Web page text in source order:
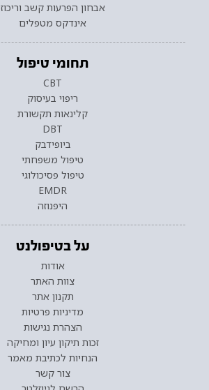
אבחון הפרעות קשב וריכוז
אינדקס מטפלים
תחומי טיפול
CBT
ריפוי בעיסוק
קלינאות תקשורת
DBT
ביופידבק
טיפול משפחתי
טיפול פסיכולוגי
EMDR
היפנוזה
על בטיפולנט
אודות
צוות האתר
תקנון אתר
מדיניות פרטיות
הצהרת נגישות
זכות תיקון עיון ומחיקה
הנחיות לכתיבת מאמר
צור קשר